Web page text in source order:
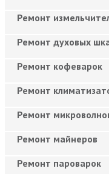
Ремонт
Ремонт духовых
Ремонт кофеварок
Ремонт
Ремонт
Ремонт майнеров
Ремонт пароварок